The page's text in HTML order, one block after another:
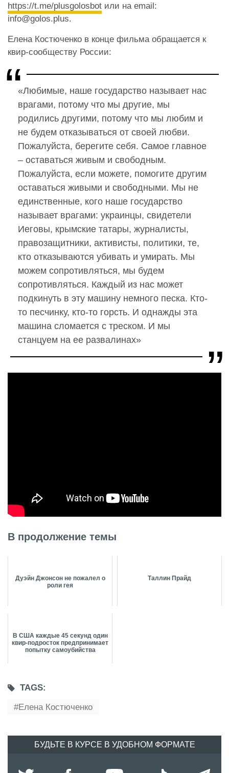
https://t.me/plusgolosbot или на email:
info@golos.plus.
Елена Костюченко в конце фильма обращается к
квир-сообществу России:
«Любимые, наше государство называет нас
врагами, потому что мы другие, мы
родились другими, потому что мы любим и
не будем отказываться от своей любви.
Пожалуйста, берегите себя. Самое главное
– оставаться живым и свободным.
Пожалуйста, если можете, помогите другим
оставаться живыми и свободными. Мы не
единственные, кого наше государство
называет врагами: украинцы, свидетели
Иеговы, крымские татары, журналисты,
правозащитники, активисты, политики, те,
кто отказываются убивать и умирать. Мы
можем сопротивляться, мы будем
сопротивляться. Каждый из нас может
подкинуть в эту машину немного песка. Кто-
то песчинку, кто-то горсть. И однажды эта
машина сломается с треском. И мы
станцуем на ее развалинах»
В продолжение темы
Дуэйн Джонсон не пожалел о
роли гея
Таллин Прайд
В США каждые 45 секунд один
квир-подросток предпринимает
попытку самоубийства
TAGS:
Елена Костюченко
БУДЬТЕ В КУРСЕ В УДОБНОМ ФОРМАТЕ